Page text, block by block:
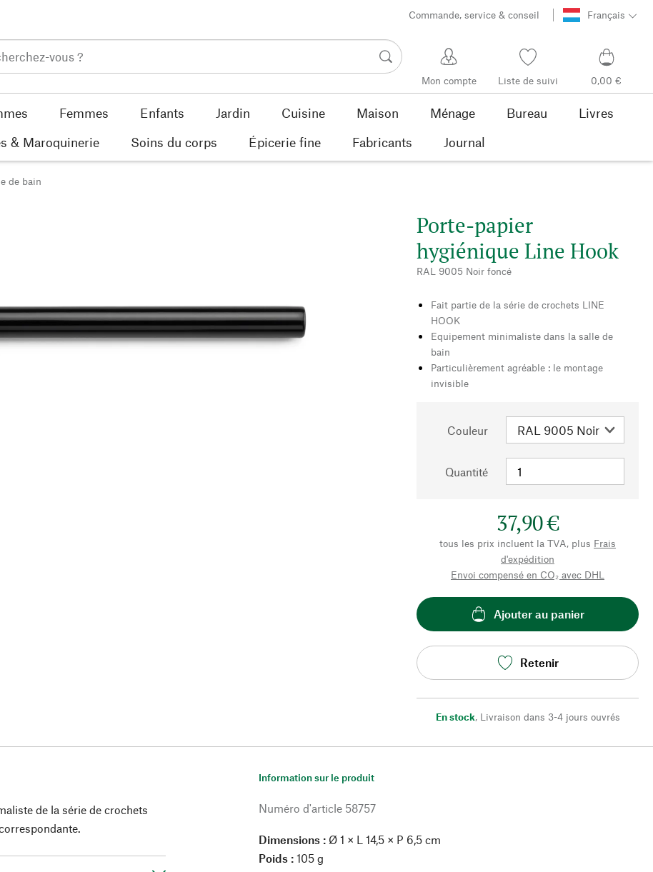
Commande, service & conseil Français
Mon compte Liste de suivi 0,00 €
Femmes Enfants Jardin Cuisine Maison Ménage Bureau
Livres
& Maroquinerie Soins du corps Épicerie fine Fabricants Journal
de bain
Porte-papier
hygiénique Line Hook
RAL 9005 Noir foncé
Fait partie de la série de crochets LINE
HOOK
Equipement minimaliste dans la salle de
bain
Particulièrement agréable : le montage
invisible
Couleur
Quantité
37,90 €
tous les prix incluent la TVA, plus Frais
d'expédition
Envoi compensé en CO₂ avec DHL
Ajouter au panier
Retenir
En stock, Livraison dans 3-4 jours ouvrés
de la série de crochets
Information sur le produit
Numéro d'article 58757
Dimensions : Ø 1 × L 14,5 × P 6,5 cm
Poids : 105 g